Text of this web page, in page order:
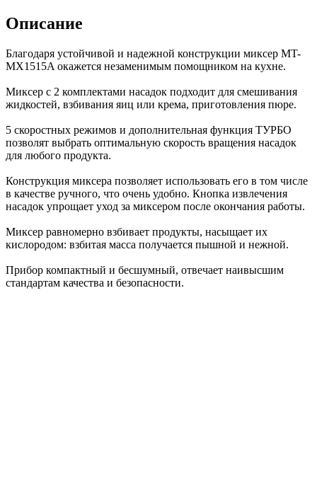
Описание
Благодаря устойчивой и надежной конструкции миксер MT-
MX1515A окажется незаменимым помощником на кухне.
Миксер с 2 комплектами насадок подходит для смешивания
жидкостей, взбивания яиц или крема, приготовления пюре.
5 скоростных режимов и дополнительная функция ТУРБО
позволят выбрать оптимальную скорость вращения насадок
для любого продукта.
Конструкция миксера позволяет использовать его в том числе
в качестве ручного, что очень удобно. Кнопка извлечения
насадок упрощает уход за миксером после окончания работы.
Миксер равномерно взбивает продукты, насыщает их
кислородом: взбитая масса получается пышной и нежной.
Прибор компактный и бесшумный, отвечает наивысшим
стандартам качества и безопасности.